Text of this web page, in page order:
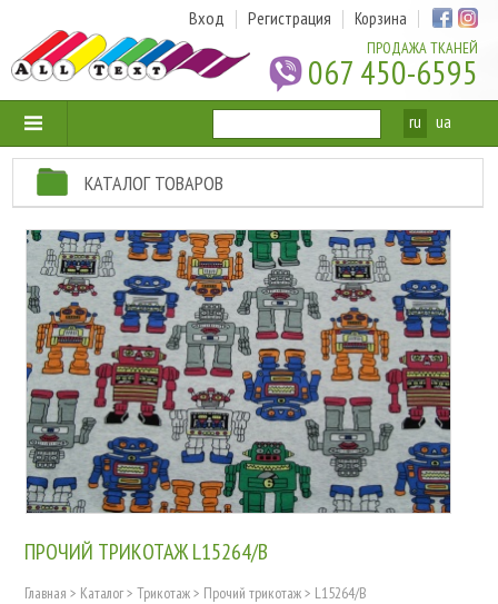
ПРОДАЖА ТКАНЕЙ
067 450-6595
Вход Регистрация Корзина
ru ua
КАТАЛОГ ТОВАРОВ
ПРОЧИЙ ТРИКОТАЖ L15264/B
Главная > Каталог> Трикотаж> Прочий трикотаж> L15264/B